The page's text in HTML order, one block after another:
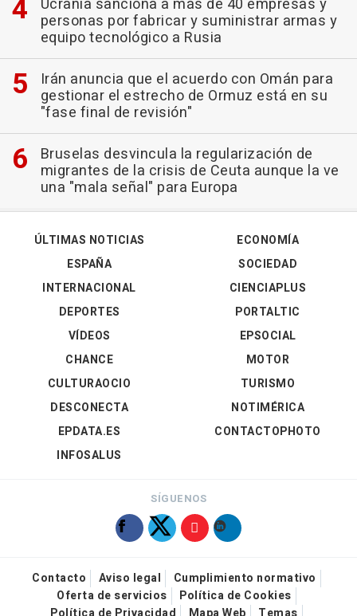
personas por fabricar y suministrar armas y
equipo tecnológico a Rusia
Irán anuncia que el acuerdo con Omán para
gestionar el estrecho de Ormuz está en su
"fase final de revisión"
Bruselas desvincula la regularización de
migrantes de la crisis de Ceuta aunque la ve
una "mala señal" para Europa
ÚLTIMAS NOTICIAS
ESPAÑA
INTERNACIONAL
DEPORTES
VÍDEOS
ECONOMÍA
SOCIEDAD
CIENCIAPLUS
PORTALTIC
EPSOCIAL
CHANCE
CULTURAOCIO
DESCONECTA
EPDATA.ES
INFOSALUS
MOTOR
TURISMO
NOTIMÉRICA
CONTACTOPHOTO
SÍGUENOS
Contacto Aviso legal
Cumplimiento normativo
Oferta de servicios
Política de Cookies